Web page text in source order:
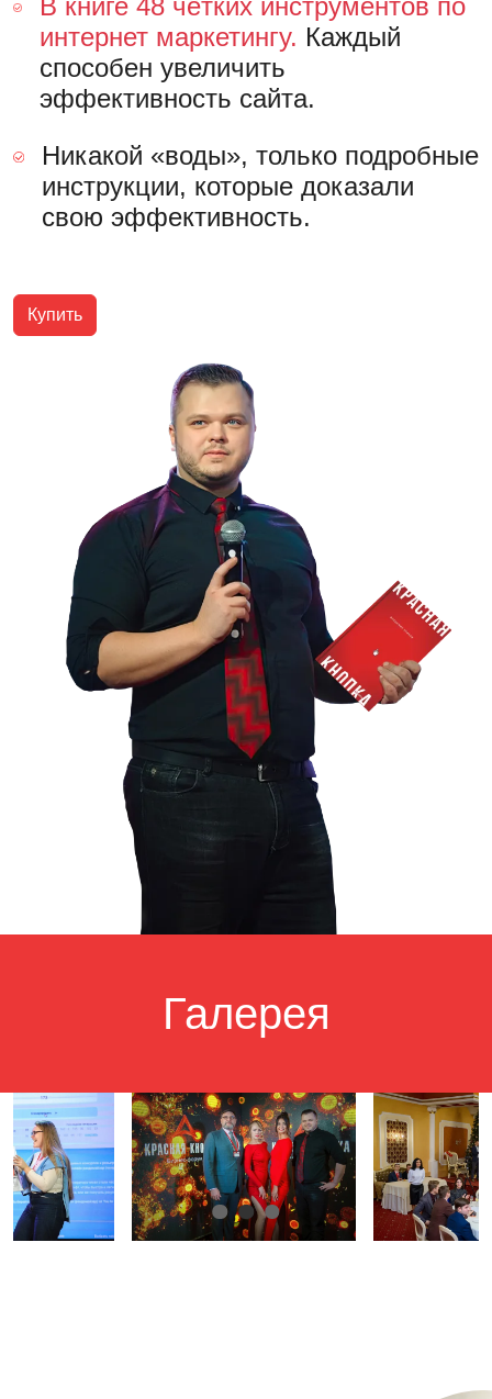
интернет маркетингу. Каждый
способен увеличить
эффективность сайта.
Никакой «воды», только подробные
инструкции, которые доказали
свою эффективность.
Купить
Галерея